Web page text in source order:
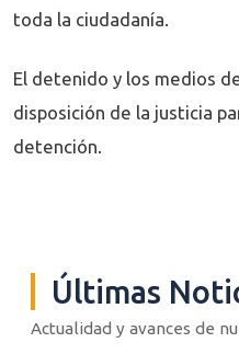
toda la ciudadanía.
El detenido y los medios
disposición de la justicia
detención.
Últimas
Actualidad y avances de